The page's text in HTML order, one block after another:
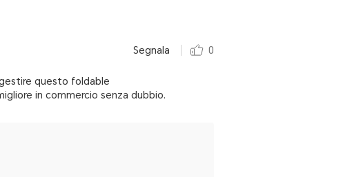
Segnala 0
questo foldable
in commercio senza dubbio.